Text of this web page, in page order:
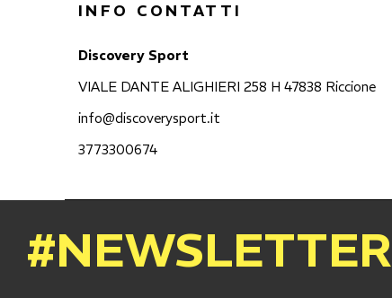
INFO CONTATTI
Discovery Sport
VIALE DANTE ALIGHIERI 258 H 47838 Riccione
info@discoverysport.it
3773300674
#NEWSLETTER